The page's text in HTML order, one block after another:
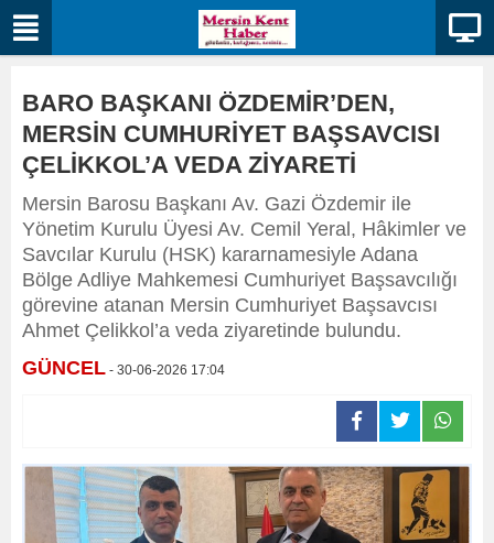
BARO BAŞKANI ÖZDEMİR’DEN,
MERSİN CUMHURİYET BAŞSAVCISI
ÇELİKKOL’A VEDA ZİYARETİ
Mersin Barosu Başkanı Av. Gazi Özdemir ile
Yönetim Kurulu Üyesi Av. Cemil Yeral, Hâkimler ve
Savcılar Kurulu (HSK) kararnamesiyle Adana
Bölge Adliye Mahkemesi Cumhuriyet Başsavcılığı
görevine atanan Mersin Cumhuriyet Başsavcısı
Ahmet Çelikkol’a veda ziyaretinde bulundu.
GÜNCEL - 30-06-2026 17:04